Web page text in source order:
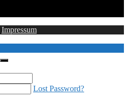
Impressum
Lost Password?